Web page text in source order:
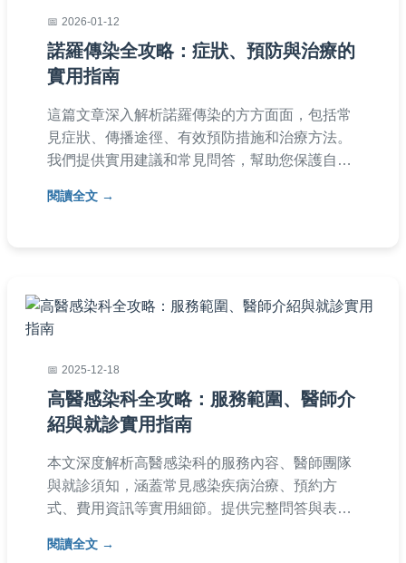
2026-01-12
諾羅傳染全攻略：症狀、預防與治療的
實用指南
這篇文章深入解析諾羅傳染的方方面面，包括常
見症狀、傳播途徑、有效預防措施和治療方法。
我們提供實用建議和常見問答，幫助您保護自己
醫學知識，適合家庭參考。
閱讀全文
2025-12-18
高醫感染科全攻略：服務範圍、醫師介
紹與就診實用指南
本文深度解析高醫感染科的服務內容、醫師團隊
與就診須知，涵蓋常見感染疾病治療、預約方
式、費用資訊等實用細節。提供完整問答與表格
就診訣竅。
閱讀全文